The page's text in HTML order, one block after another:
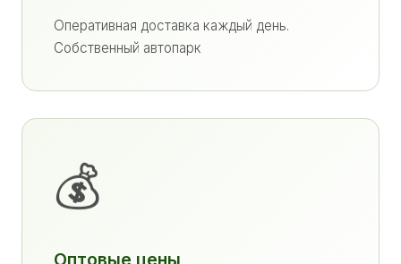
Оперативная доставка каждый день.
Собственный автопарк
💰
Оптовые цены